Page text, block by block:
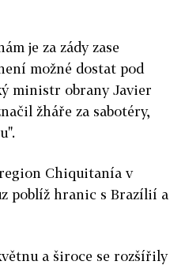
je za zády zase
možné dostat pod
ministr obrany Javier
žháře za sabotéry,
Chiquitanía v
poblíž hranic s Brazílií a
a široce se rozšířily